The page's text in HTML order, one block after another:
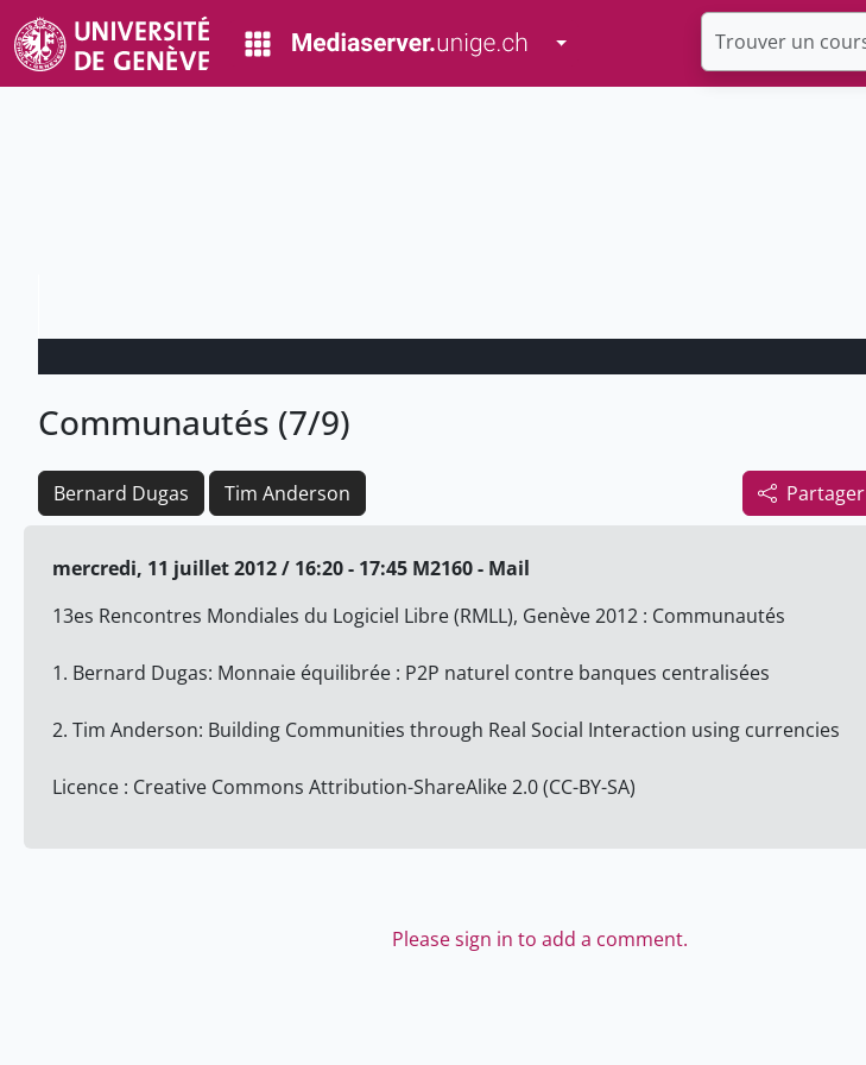
Toggle Dropdown
Communautés (7/9)
Partager
Bernard Dugas Tim Anderson
mercredi, 11 juillet 2012 / 16:20 - 17:45 M2160 - Mail
13es Rencontres Mondiales du Logiciel Libre (RMLL), Genève 2012 : Communautés
1. Bernard Dugas: Monnaie équilibrée : P2P naturel contre banques centralisées
2. Tim Anderson: Building Communities through Real Social Interaction using currencies
Licence : Creative Commons Attribution-ShareAlike 2.0 (CC-BY-SA)
Please sign in to add a comment.